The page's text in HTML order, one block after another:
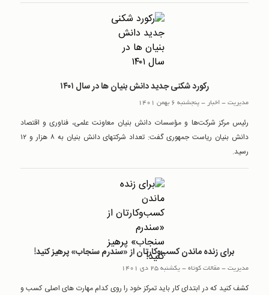
رکورد شکنی جدید دانش بنیان ها در سال ۱۴۰۱
مدیریت-اخبار -پنجشنبه 6 بهمن 1401
رئیس مرکز شرکت‌ها و مؤسسات دانش بنیان معاونت علمی، فناوری و اقتصاد
دانش بنیان ریاست جمهوری گفت: تعداد شرکتهای دانش بنیان به ۸ هزار و ۱۲
رسید.
برای زنده ماندن کسب‌وکارتان از «سندرم سنجاب» پرهیز کنید!
مدیریت-مقالات کوتاه-یکشنبه 25 دی 1401
کشف کنید که در ابتدای کار باید تمرکز خود را روی کدام مهارت های اصلی کسب و